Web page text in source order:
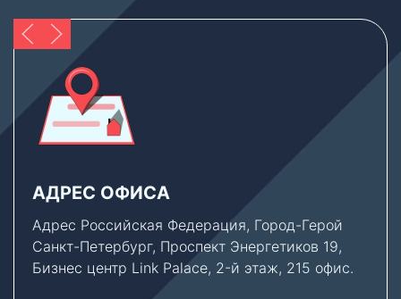
АДРЕС ОФИСА
Адрес Российская Федерация, Город-Герой
Санкт-Петербург, Проспект Энергетиков 19,
Бизнес центр Link Palace, 2-й этаж, 215 офис.